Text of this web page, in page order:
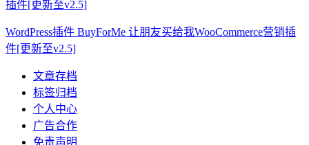
WordPress插件 BuyForMe 让朋友买给我WooCommerce营销插
件[更新至v2.5]
文章存档
标签归档
个人中心
广告合作
免责声明